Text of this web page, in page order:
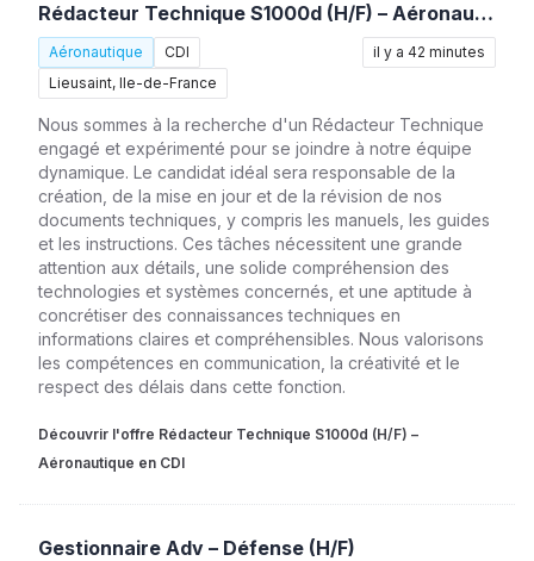
Rédacteur Technique S1000d (H/F) – Aéronautique
Aéronautique
CDI
Lieusaint, Ile-de-France
il y a 42 minutes
Nous sommes à la recherche d'un Rédacteur Technique
engagé et expérimenté pour se joindre à notre équipe
dynamique. Le candidat idéal sera responsable de la
création, de la mise en jour et de la révision de nos
documents techniques, y compris les manuels, les guides
et les instructions. Ces tâches nécessitent une grande
attention aux détails, une solide compréhension des
technologies et systèmes concernés, et une aptitude à
concrétiser des connaissances techniques en
informations claires et compréhensibles. Nous valorisons
les compétences en communication, la créativité et le
respect des délais dans cette fonction.
Découvrir l'offre Rédacteur Technique S1000d (H/F) –
Aéronautique en CDI
Gestionnaire Adv – Défense (H/F)